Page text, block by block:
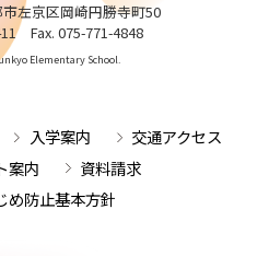
左京区岡崎円勝寺町50
Fax. 075-771-4848
Elementary School.
入学案内
交通アクセス
案内
資料請求
め防止基本方針